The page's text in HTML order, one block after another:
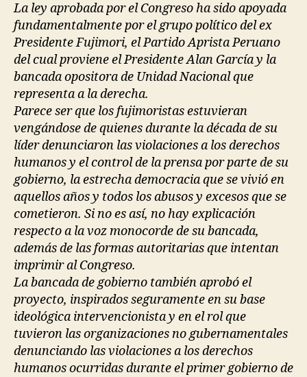
La ley aprobada por el Congreso ha sido apoyada
fundamentalmente por el grupo político del ex
Presidente Fujimori, el Partido Aprista Peruano
del cual proviene el Presidente Alan García y la
bancada opositora de Unidad Nacional que
representa a la derecha.
Parece ser que los fujimoristas estuvieran
vengándose de quienes durante la década de su
líder denunciaron las violaciones a los derechos
humanos y el control de la prensa por parte de su
gobierno, la estrecha democracia que se vivió en
aquellos años y todos los abusos y excesos que se
cometieron. Si no es así, no hay explicación
respecto a la voz monocorde de su bancada,
además de las formas autoritarias que intentan
imprimir al Congreso.
La bancada de gobierno también aprobó el
proyecto, inspirados seguramente en su base
ideológica intervencionista y en el rol que
tuvieron las organizaciones no gubernamentales
denunciando las violaciones a los derechos
humanos ocurridas durante el primer gobierno de